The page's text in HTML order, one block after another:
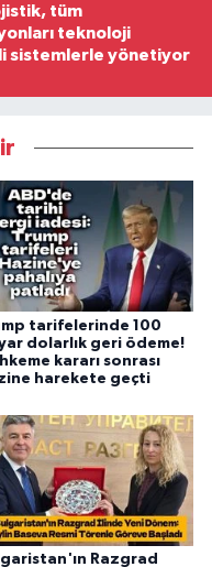
tüm
teknoloji
sistemlerle yönetiyor
tarifelerinde 100
dolarlık geri ödeme!
kararı sonrası
harekete geçti
Razgrad